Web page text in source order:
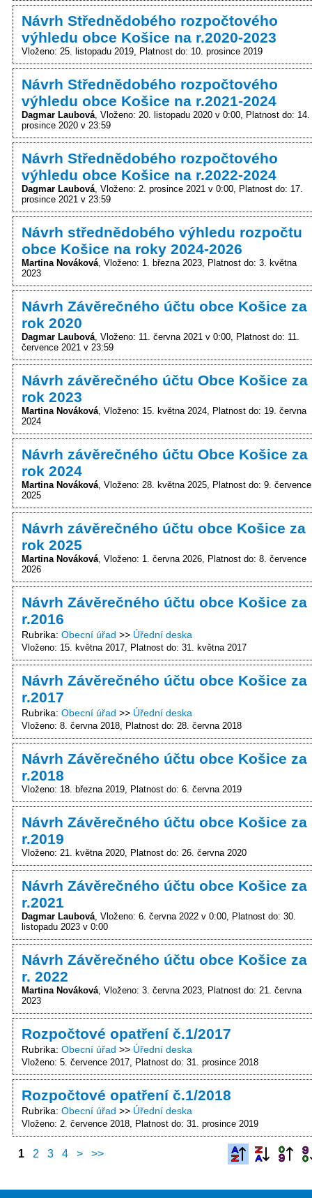
Návrh Střednědobého rozpočtového
výhledu obce Košice na r.2020-2023
Vloženo: 25. listopadu 2019 Platnost do: 10. prosince 2019
Návrh Střednědobého rozpočtového
výhledu obce Košice na r.2021-2024
Dagmar Laubová Vloženo: 20. listopadu 2020 v 0:00
Platnost do: 14.
prosince 2020 v 23:59
Návrh Střednědobého rozpočtového
výhledu obce Košice na r.2022-2024
Dagmar Laubová Vloženo: 2. prosince 2021 v 0:00
Platnost do: 17.
prosince 2021 v 23:59
Návrh střednědobého výhledu rozpočtu
obce Košice na roky 2024-2026
Martina Nováková Vloženo: 1. března 2023
Platnost do: 3. května
2023
Návrh Závěrečného účtu obce Košice za
rok 2020
Dagmar Laubová Vloženo: 11. června 2021 v 0:00
Platnost do: 11.
července 2021 v 23:59
Návrh závěrečného účtu Obce Košice za
rok 2023
Martina Nováková Vloženo: 15. května 2024
Platnost do: 19. června
2024
Návrh závěrečného účtu Obce Košice za
rok 2024
Martina Nováková Vloženo: 28. května 2025
Platnost do: 9. července
2025
Návrh závěrečného účtu obce Košice za
rok 2025
Martina Nováková Vloženo: 1. června 2026
Platnost do: 8. července
2026
Návrh Závěrečného účtu obce Košice za
r.2016
Rubrika Obecní úřad Úřední deska
Vloženo: 15. května 2017 Platnost do: 31. května 2017
Návrh Závěrečného účtu obce Košice za
r.2017
Rubrika Obecní úřad Úřední deska
Vloženo: 8. června 2018 Platnost do: 28. června 2018
Návrh Závěrečného účtu obce Košice za
r.2018
Vloženo: 18. března 2019 Platnost do: 6. června 2019
Návrh Závěrečného účtu obce Košice za
r.2019
Vloženo: 21. května 2020 Platnost do: 26. června 2020
Návrh Závěrečného účtu obce Košice za
r.2021
Dagmar Laubová Vloženo: 6. června 2022 v 0:00
Platnost do: 30.
listopadu 2023 v 0:00
Návrh Závěrečného účtu obce Košice za
r. 2022
Martina Nováková Vloženo: 3. června 2023
Platnost do: 21. června
2023
Rozpočtové opatření č.1/2017
Rubrika Obecní úřad Úřední deska
Vloženo: 5. července 2017 Platnost do: 31. prosince 2018
Rozpočtové opatření č.1/2018
Rubrika Obecní úřad Úřední deska
Vloženo: 2. července 2018 Platnost do: 31. prosince 2019
1 2 3 4 > >>